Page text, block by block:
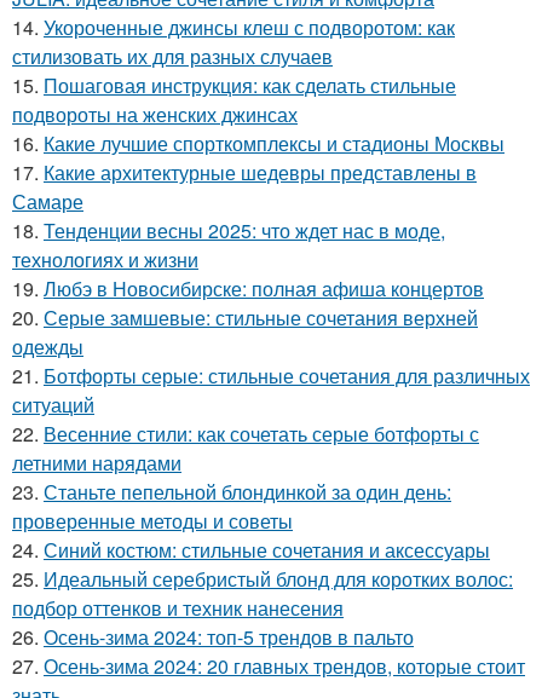
14. Укороченные джинсы клеш с подворотом: как
стилизовать их для разных случаев
15. Пошаговая инструкция: как сделать стильные
подвороты на женских джинсах
16. Какие лучшие спорткомплексы и стадионы Москвы
17. Какие архитектурные шедевры представлены в
Самаре
18. Тенденции весны 2025: что ждет нас в моде,
технологиях и жизни
19. Любэ в Новосибирске: полная афиша концертов
20. Серые замшевые: стильные сочетания верхней
одежды
21. Ботфорты серые: стильные сочетания для различных
ситуаций
22. Весенние стили: как сочетать серые ботфорты с
летними нарядами
23. Станьте пепельной блондинкой за один день:
проверенные методы и советы
24. Синий костюм: стильные сочетания и аксессуары
25. Идеальный серебристый блонд для коротких волос:
подбор оттенков и техник нанесения
26. Осень-зима 2024: топ-5 трендов в пальто
27. Осень-зима 2024: 20 главных трендов, которые стоит